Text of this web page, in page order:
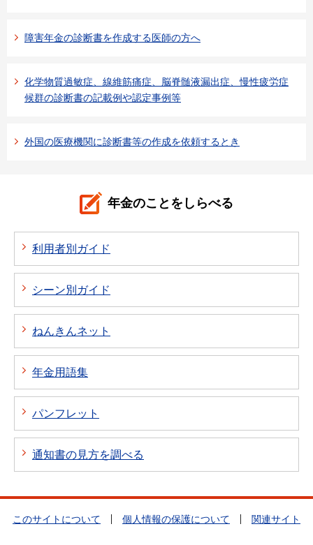
障害年金の診断書を作成する医師の方へ
化学物質過敏症、線維筋痛症、脳脊髄液漏出症、慢性疲労症
候群の診断書の記載例や認定事例等
外国の医療機関に診断書等の作成を依頼するとき
年金のことをしらべる
利用者別ガイド
シーン別ガイド
ねんきんネット
年金用語集
パンフレット
通知書の見方を調べる
このサイトについて 個人情報の保護について 関連サイト